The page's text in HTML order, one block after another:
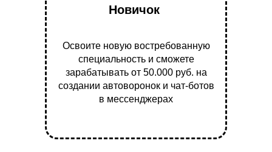
Освоите новую востребованную
специальность и сможете
зарабатывать от 50.000 руб. на
создании автоворонок и чат-ботов
в мессенджерах
Новичок